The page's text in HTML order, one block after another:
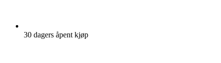
30 dagers åpent kjøp